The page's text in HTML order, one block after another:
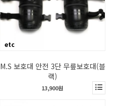
etc
M.S 보호대 안전 3단 무릎보호대(블
랙)
13,900원